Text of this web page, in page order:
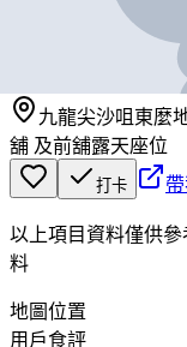
九龍尖沙咀東麼
舖 及前舖露天座位
打卡
以上項目資料僅供
料
地圖位置
用戶食評